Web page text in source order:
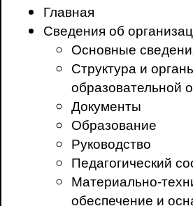
Главная
Сведения об
Основные
Структура и
образовательной
Документы
Образование
Руководство
Педагогический
Материально-
обеспечение и